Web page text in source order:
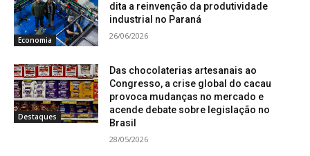
Economia
dita a reinvenção da produtividade
industrial no Paraná
26/06/2026
Destaques
Das chocolaterias artesanais ao
Congresso, a crise global do cacau
provoca mudanças no mercado e
acende debate sobre legislação no
Brasil
28/05/2026